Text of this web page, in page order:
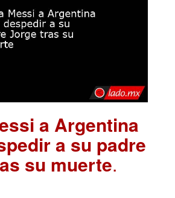
a Argentina
a su padre
su muerte.